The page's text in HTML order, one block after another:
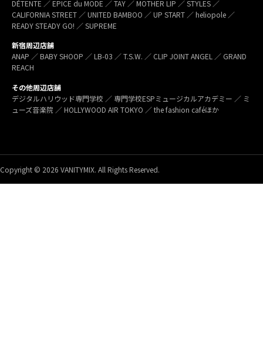
DÉTENTE ／ EPICE du MODE ／ TAY ／ MOTHER LIP ／ STYLES ／
CALIFORNIA STREET ／ UNITED BAMBOO ／ UP START ／ heliopole ／
READY STEADY GO! ／ SUPREME
新宿周辺店舗
ANAP ／ BABY SHOOP ／ LB-03 ／ T.S.W. ／ CLIP JOINT ANGEL ／ GRAND
REACH
その他周辺店舗
デジタルハリウッド専門学校 ／ 専門学校ESPミュージカルアカデミー ／ ミ
ューズ音楽院 ／ HOLLYWOOD AIR TOKYO ／ the fashion caféほか
Copyright © 2026 VANITYMIX. All Rights Reserved.